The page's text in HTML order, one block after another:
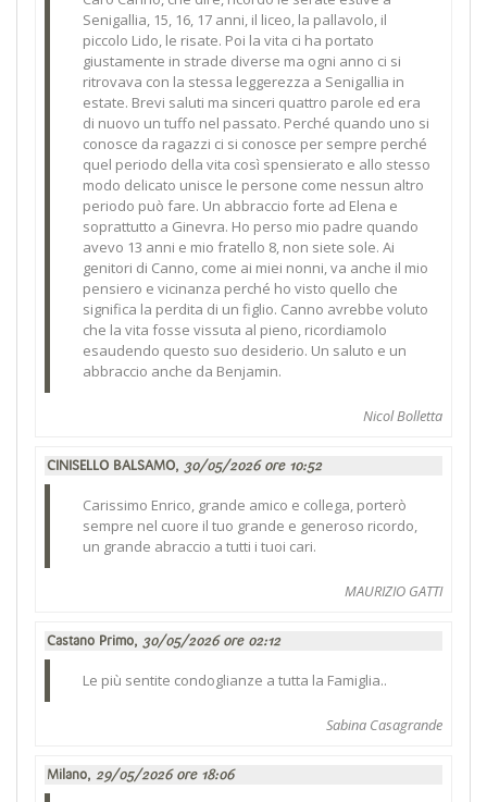
Senigallia, 15, 16, 17 anni, il liceo, la pallavolo, il
piccolo Lido, le risate. Poi la vita ci ha portato
giustamente in strade diverse ma ogni anno ci si
ritrovava con la stessa leggerezza a Senigallia in
estate. Brevi saluti ma sinceri quattro parole ed era
di nuovo un tuffo nel passato. Perché quando uno si
conosce da ragazzi ci si conosce per sempre perché
quel periodo della vita così spensierato e allo stesso
modo delicato unisce le persone come nessun altro
periodo può fare. Un abbraccio forte ad Elena e
soprattutto a Ginevra. Ho perso mio padre quando
avevo 13 anni e mio fratello 8, non siete sole. Ai
genitori di Canno, come ai miei nonni, va anche il mio
pensiero e vicinanza perché ho visto quello che
significa la perdita di un figlio. Canno avrebbe voluto
che la vita fosse vissuta al pieno, ricordiamolo
esaudendo questo suo desiderio. Un saluto e un
abbraccio anche da Benjamin.
Nicol Bolletta
CINISELLO BALSAMO, 30/05/2026 ore 10:52
Carissimo Enrico, grande amico e collega, porterò
sempre nel cuore il tuo grande e generoso ricordo,
un grande abraccio a tutti i tuoi cari.
MAURIZIO GATTI
Castano Primo, 30/05/2026 ore 02:12
Le più sentite condoglianze a tutta la Famiglia..
Sabina Casagrande
Milano, 29/05/2026 ore 18:06